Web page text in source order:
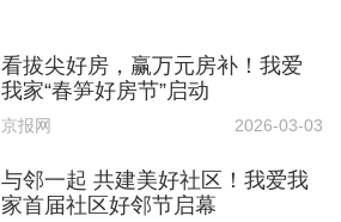
看拔尖好房，赢万元房补！我爱
我家“春笋好房节”启动
京报网 2026-03-03
与邻一起 共建美好社区！我爱我
家首届社区好邻节启幕